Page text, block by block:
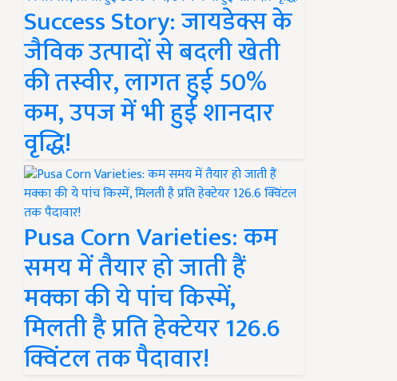
Success Story: जायडेक्स के
जैविक उत्पादों से बदली खेती
की तस्वीर, लागत हुई 50%
कम, उपज में भी हुई शानदार
वृद्धि!
Pusa Corn Varieties: कम
समय में तैयार हो जाती हैं
मक्का की ये पांच किस्में,
मिलती है प्रति हेक्टेयर 126.6
क्विंटल तक पैदावार!